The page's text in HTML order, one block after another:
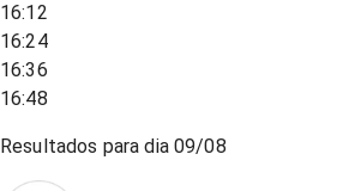
16:12
16:24
16:36
16:48
Resultados para dia09/08